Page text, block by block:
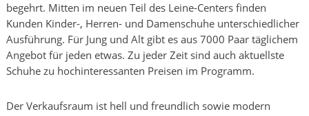
begehrt. Mitten im neuen Teil des Leine-Centers finden
Kunden Kinder-, Herren- und Damenschuhe unterschiedlicher
Ausführung. Für Jung und Alt gibt es aus 7000 Paar täglichem
Angebot für jeden etwas. Zu jeder Zeit sind auch aktuellste
Schuhe zu hochinteressanten Preisen im Programm.
Der Verkaufsraum ist hell und freundlich sowie modern